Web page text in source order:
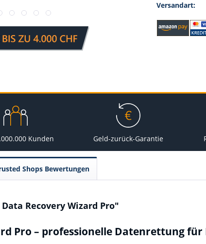
Versandart:
Kunden Geld-zurück-Garantie
Shops Bewertungen
Recovery Wizard Pro"
Pro – professionelle Datenrettung